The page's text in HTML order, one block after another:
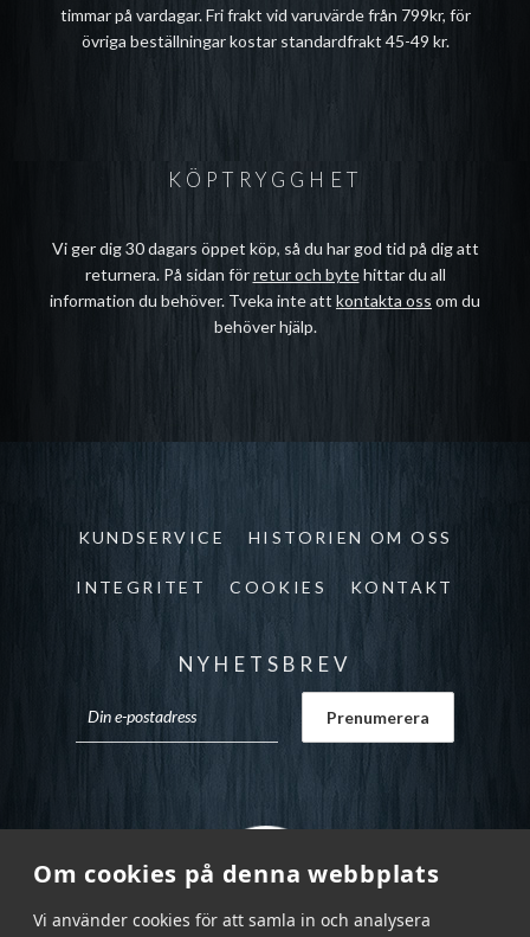
Om cookies på denna webbplats
Vi använder cookies för att samla in och analysera
timmar på vardagar. Fri frakt vid varuvärde från 799kr, för
övriga beställningar kostar standardfrakt 45-49 kr.
KÖPTRYGGHET
Vi ger dig 30 dagars öppet köp, så du har god tid på dig att
returnera. På sidan förretur och bytehittar du all
information du behöver. Tveka inte att kontakta oss om du
behöver hjälp.
KUNDSERVICE HISTORIEN OM OSS
INTEGRITET COOKIES KONTAKT
NYHETSBREV